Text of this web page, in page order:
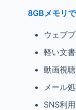
8GBメモリ
ウェブ
軽い文
動画視
メール
SNS利用